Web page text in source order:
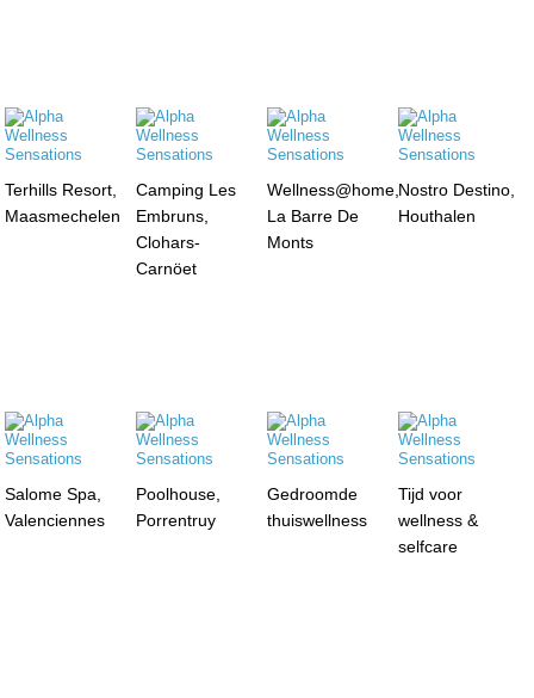
Terhills Resort,
Maasmechelen
Camping Les
Embruns,
Clohars-
Carnöet
Wellness@home,
La Barre De
Monts
Nostro Destino,
Houthalen
Salome Spa,
Valenciennes
Poolhouse,
Porrentruy
Gedroomde
thuiswellness
Tijd voor
wellness &
selfcare